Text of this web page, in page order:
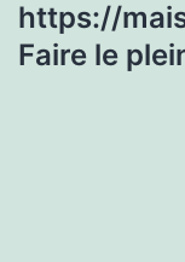
https://
Faire le